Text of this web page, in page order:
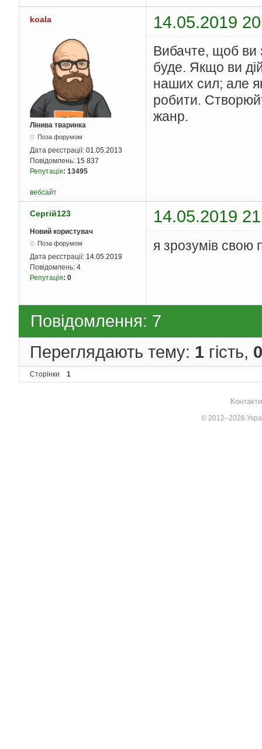
koala 14.05.2019
Лінива тваринка
Поза форумом
Дата реєстрації: 01.05.2013
Повідомлень: 15 837
Репутація: 13495
Вибачте, щоб ви
буде. Якщо ви
наших сил; але
робити.
жанр.
вебсайт
Сергій123 14.05.2019
Новий користувач
Поза форумом
Дата реєстрації: 14.05.2019
Повідомлень: 4
Репутація: 0
я зрозумів свою
Повідомлення: 7
Переглядають тему: 1 гість, 0
Сторінки 1
© 2012–2026